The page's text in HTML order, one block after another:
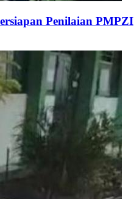
Penilaian PMPZI